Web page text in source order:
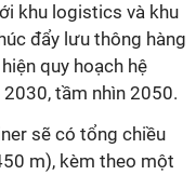
khu logistics và khu
đẩy lưu thông hàng
quy hoạch hệ
tầm nhìn 2050.
sẽ có tổng chiều
m), kèm theo một